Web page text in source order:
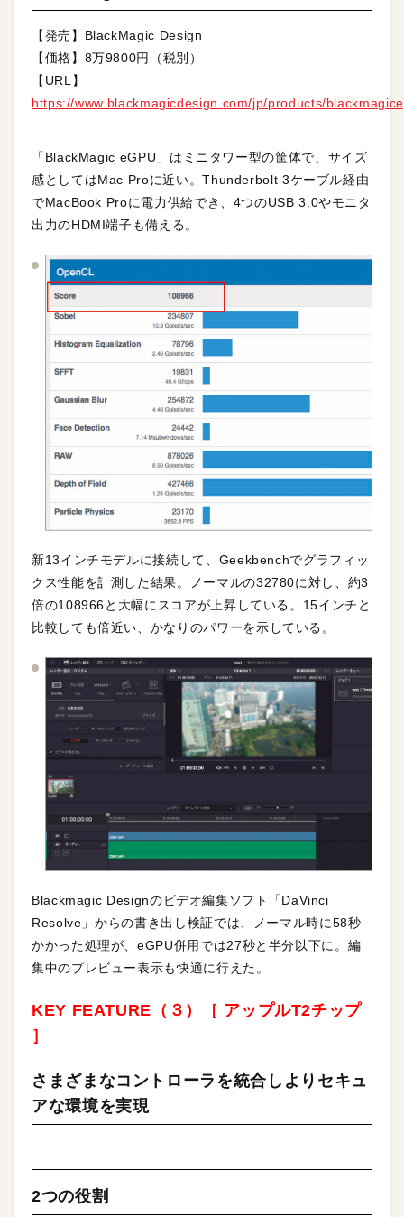
【発売】BlackMagic Design
【価格】8万9800円（税別）
【URL】
https://www.blackmagicdesign.com/jp/products/
「BlackMagic eGPU」はミニタワー型の筐体で、サイズ
感としてはMac Proに近い。Thunderbolt 3ケーブル経由
でMacBook Proに電力供給でき、4つのUSB 3.0やモニタ
出力のHDMI端子も備える。
新13インチモデルに接続して、Geekbenchでグラフィッ
クス性能を計測した結果。ノーマルの32780に対し、約3
倍の108966と大幅にスコアが上昇している。15インチと
比較しても倍近い、かなりのパワーを示している。
Blackmagic Designのビデオ編集ソフト「DaVinci
Resolve」からの書き出し検証では、ノーマル時に58秒
かかった処理が、eGPU併用では27秒と半分以下に。編
集中のプレビュー表示も快適に行えた。
KEY FEATURE（３）［ アップルT2チップ
］
さまざまなコントローラを統合しよりセキュ
アな環境を実現
2つの役割